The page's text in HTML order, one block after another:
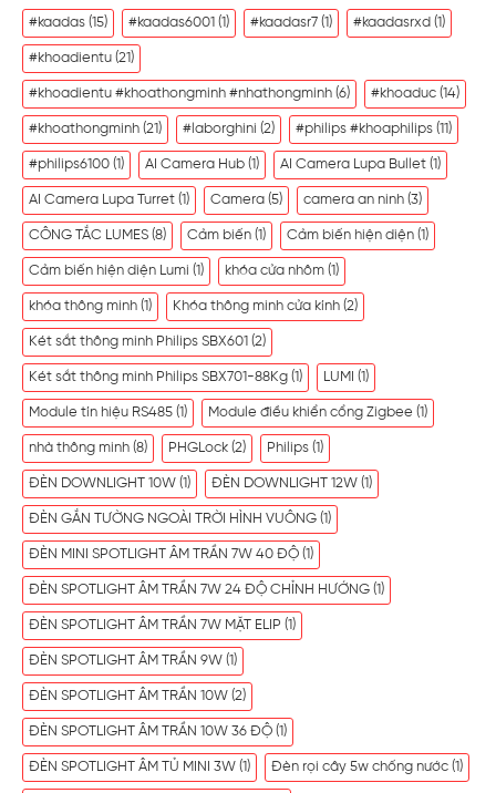
#kaadas (15) #kaadas6001 (1) #kaadasr7 (1) #kaadasrxd (1)
#khoadientu (21)
#khoadientu #khoathongminh #nhathongminh (6) #khoaduc (14)
#khoathongminh (21) #laborghini (2) #philips #khoaphilips (11)
#philips6100 (1) AI Camera Hub (1) AI Camera Lupa Bullet (1)
AI Camera Lupa Turret (1) Camera (5) camera an ninh (3)
CÔNG TẮC LUMES (8) Cảm biến (1) Cảm biến hiện diện (1)
Cảm biến hiện diện Lumi (1) khóa cửa nhôm (1)
khóa thông minh (1) Khóa thông minh cửa kính (2)
Két sắt thông minh Philips SBX601 (2)
Két sắt thông minh Philips SBX701-88Kg (1) LUMI (1)
Module tín hiệu RS485 (1) Module điều khiển cổng Zigbee (1)
nhà thông minh (8) PHGLock (2) Philips (1)
ĐÈN DOWNLIGHT 10W (1) ĐÈN DOWNLIGHT 12W (1)
ĐÈN GẮN TƯỜNG NGOÀI TRỜI HÌNH VUÔNG (1)
ĐÈN MINI SPOTLIGHT ÂM TRẦN 7W 40 ĐỘ (1)
ĐÈN SPOTLIGHT ÂM TRẦN 7W 24 ĐỘ CHỈNH HƯỚNG (1)
ĐÈN SPOTLIGHT ÂM TRẦN 7W MẶT ELIP (1)
ĐÈN SPOTLIGHT ÂM TRẦN 9W (1)
ĐÈN SPOTLIGHT ÂM TRẦN 10W (2)
ĐÈN SPOTLIGHT ÂM TRẦN 10W 36 ĐỘ (1)
ĐÈN SPOTLIGHT ÂM TỦ MINI 3W (1) Đèn rọi cây 5w chống nước (1)